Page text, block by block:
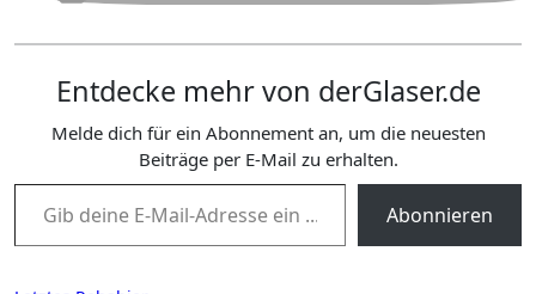
Entdecke mehr von derGlaser.de
Melde dich für ein Abonnement an, um die neuesten
Beiträge per E-Mail zu erhalten.
Gib deine E-Mail-Adresse ein ...
Abonnieren